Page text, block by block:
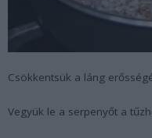
Csökkentsük a láng
Vegyük le a serpenyőt a